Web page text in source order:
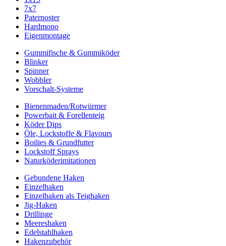
7x7
Paternoster
Hardmono
Eigenmontage
Gummifische & Gummiköder
Blinker
Spinner
Wobbler
Vorschalt-Systeme
Bienenmaden/Rotwürmer
Powerbait & Forellenteig
Köder Dips
Öle, Lockstoffe & Flavours
Boilies & Grundfutter
Lockstoff Sprays
Naturköderimitationen
Gebundene Haken
Einzelhaken
Einzelhaken als Teighaken
Jig-Haken
Drillinge
Meereshaken
Edelstahlhaken
Hakenzubehör